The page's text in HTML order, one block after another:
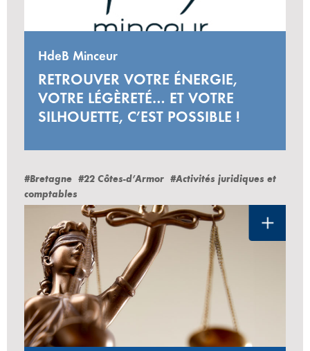
HdeB Minceur
RETROUVER VOTRE ÉNERGIE,
VOTRE LÉGÈRETÉ… ET VOTRE
SILHOUETTE, C’EST POSSIBLE !
#Bretagne #22 Côtes-d’Armor #Activités juridiques et
comptables